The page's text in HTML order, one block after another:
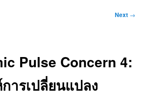
Next →
Pulse Concern 4:
ารเปลี่ยนแปลง